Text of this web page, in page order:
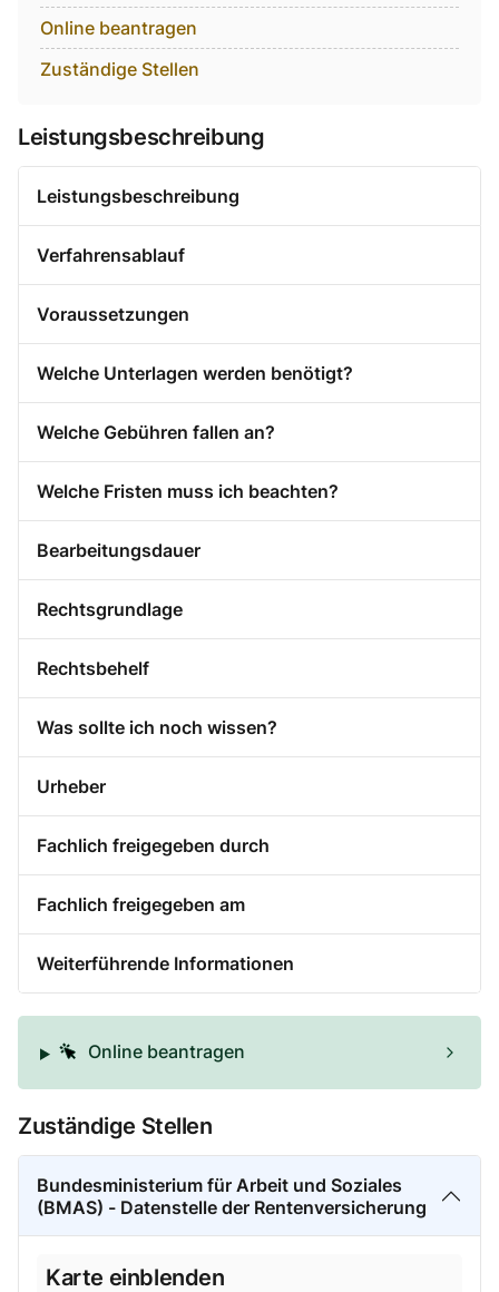
Online beantragen
Zuständige Stellen
Leistungsbeschreibung
Leistungsbeschreibung
Verfahrensablauf
Voraussetzungen
Welche Unterlagen werden benötigt?
Welche Gebühren fallen an?
Welche Fristen muss ich beachten?
Bearbeitungsdauer
Rechtsgrundlage
Rechtsbehelf
Was sollte ich noch wissen?
Urheber
Fachlich freigegeben durch
Fachlich freigegeben am
Weiterführende Informationen
Online beantragen
Zuständige Stellen
Bundesministerium für Arbeit und Soziales
(BMAS) - Datenstelle der Rentenversicherung
Karte einblenden